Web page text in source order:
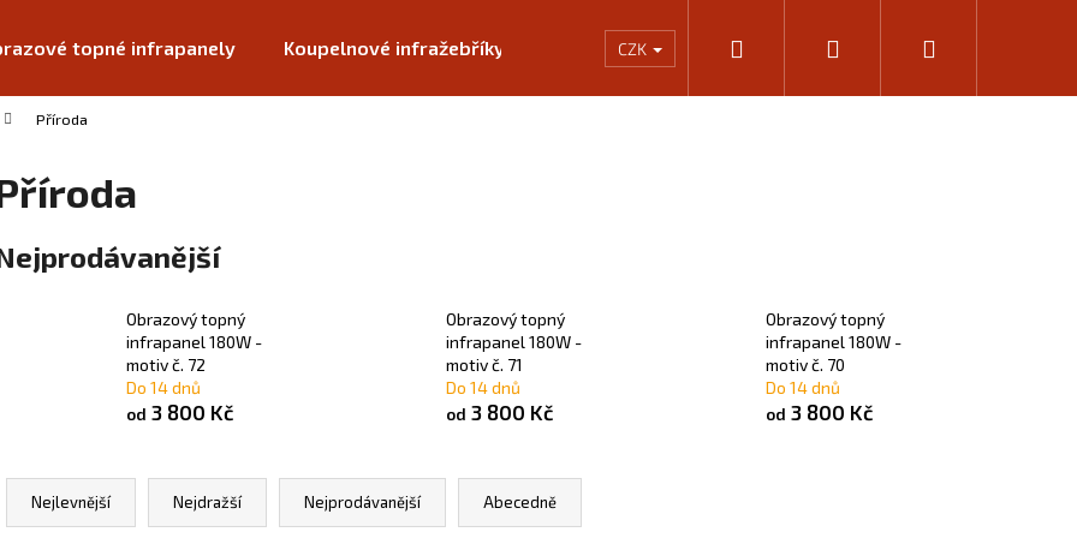
topné infrapanely Koupelnové infražebříky Rámování Kalkulačka výkonu infrapanelů
CZK Přihlášení
Příroda
Obrazový topný
infrapanel 180W -
motiv č. 72
Do 14 dnů
od 3 800 Kč
Obrazový topný
infrapanel 180W -
motiv č. 71
Do 14 dnů
od 3 800 Kč
Obrazový topný
infrapanel 180W -
motiv č. 70
Do 14 dnů
od 3 800 Kč
Ř
Nejlevnější Nejdražší Nejprodávanější Abecedně
Co potřebujete najít?
Doporučujeme